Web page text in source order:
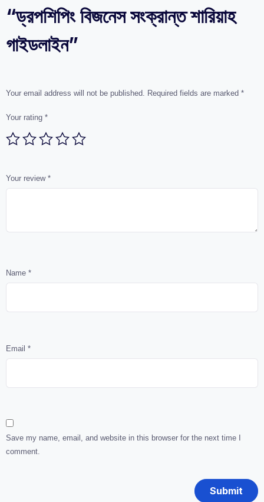
“ড্রপশিপিং বিজনেস সংক্রান্ত শারিয়াহ
গাইডলাইন”
Your email address will not be published. Required fields are marked *
Your rating *
Your review *
Name *
Email *
Save my name, email, and website in this browser for the next time I
comment.